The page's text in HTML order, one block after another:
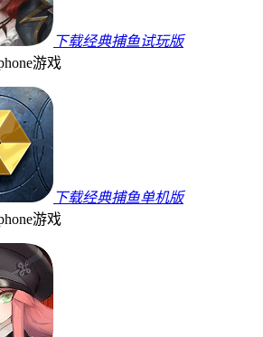
下载经典捕鱼试玩版
游戏
下载经典捕鱼单机版
游戏